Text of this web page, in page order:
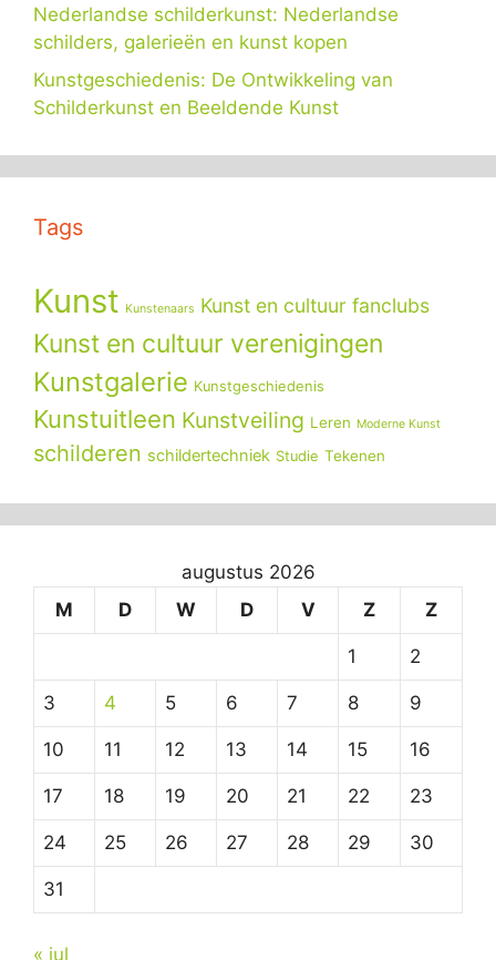
Nederlandse schilderkunst: Nederlandse
schilders, galerieën en kunst kopen
Kunstgeschiedenis: De Ontwikkeling van
Schilderkunst en Beeldende Kunst
Tags
Kunst Kunstenaars Kunst en cultuur fanclubs
Kunst en cultuur verenigingen
Kunstgalerie Kunstgeschiedenis
Kunstuitleen Kunstveiling Leren Moderne Kunst
schilderen schildertechniek Studie Tekenen
augustus 2026
M
D W D V Z Z
1 2
3 4 5 6 7 8 9
10 11 12 13 14 15 16
17 18 19 20 21 22 23
24 25 26 27 28 29 30
31
« jul